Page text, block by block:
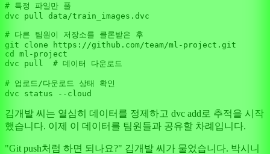
# 특정 파일만 풀
dvc pull data/train_images.dvc
# 다른 팀원이 저장소를 클론받은 후
git clone https://github.com/team/ml-project.git
cd ml-project
dvc pull # 데이터 다운로드
# 업로드/다운로드 상태 확인
김개발 씨는 열심히 데이터를 정제하고 dvc add로 추적을 시작
했습니다. 이제 이 데이터를 팀원들과 공유할 차례입니다.
"Git push처럼 하면 되나요?" 김개발 씨가 물었습니다. 박시니